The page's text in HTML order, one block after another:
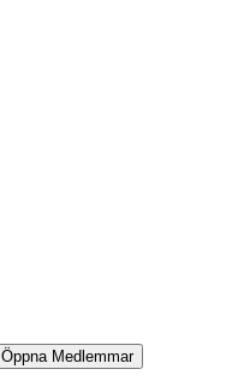
Öppna Medlemmar